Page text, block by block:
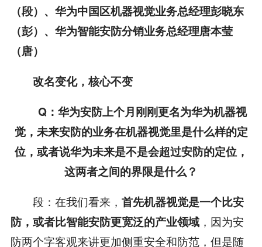
（段）、华为中国区机器视觉业务总经理彭晓东
（彭）、华为智能安防分销业务总经理唐本莹
（唐）
改名变化，核心不变
Q：华为安防上个月刚刚更名为华为机器视
觉，未来安防的业务在机器视觉里是什么样的定
位，或者说华为未来是不是会超过安防的定位，
这两者之间的界限是什么？
段：在我们看来， 首先机器视觉是一个比安
防，或者比智能安防更宽泛的产业领域，因为安
防两个字客观来讲更加侧重安全和防范，但是随